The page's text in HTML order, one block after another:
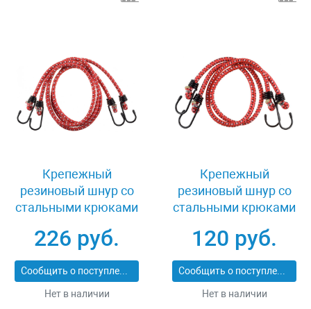
Крепежный
резиновый шнур со
стальными крюками
МАСТЕР 40507-120
226 руб.
Сообщить о поступлении
Нет в наличии
Крепежный
резиновый шнур со
стальными крюками
MASTER 40505-
060_z01
120 руб.
Сообщить о поступлении
Нет в наличии